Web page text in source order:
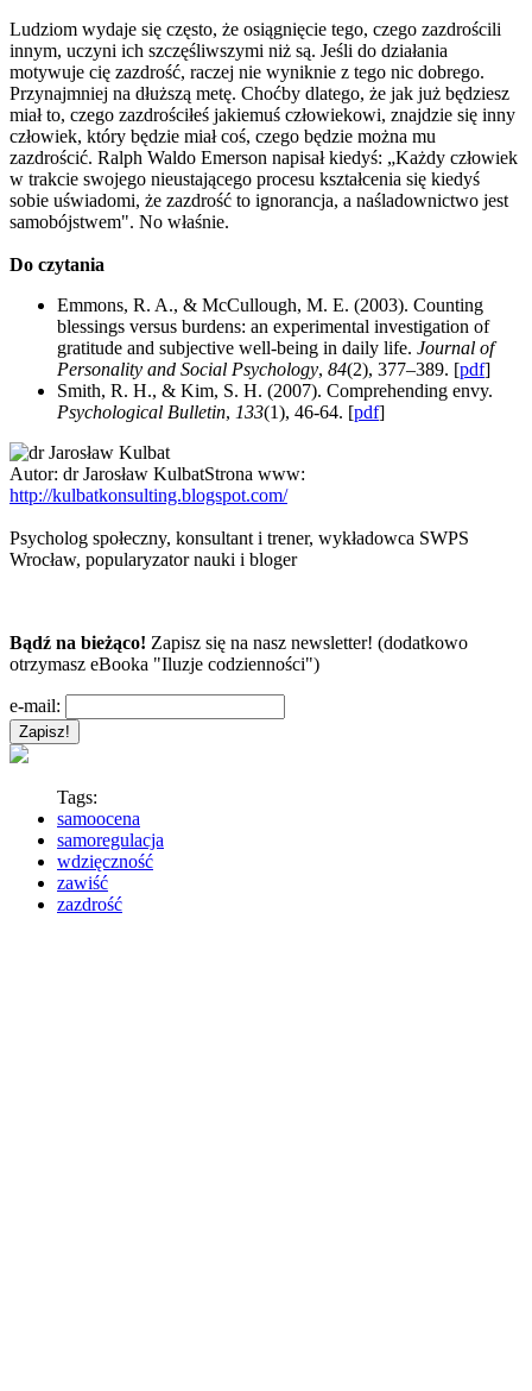
Ludziom wydaje się często, że osiągnięcie tego, czego zazdrościli
innym, uczyni ich szczęśliwszymi niż są. Jeśli do działania
motywuje cię zazdrość, raczej nie wyniknie z tego nic dobrego.
Przynajmniej na dłuższą metę. Choćby dlatego, że jak już będziesz
miał to, czego zazdrościłeś jakiemuś człowiekowi, znajdzie się inny
człowiek, który będzie miał coś, czego będzie można mu
zazdrościć. Ralph Waldo Emerson napisał kiedyś: „Każdy człowiek
w trakcie swojego nieustającego procesu kształcenia się kiedyś
sobie uświadomi, że zazdrość to ignorancja, a naśladownictwo jest
samobójstwem". No właśnie.
Do czytania
Emmons, R. A., & McCullough, M. E. (2003). Counting
blessings versus burdens: an experimental investigation of
gratitude and subjective well-being in daily life. Journal of
Personality and Social Psychology, 84(2), 377–389. [pdf]
Smith, R. H., & Kim, S. H. (2007). Comprehending envy.
Psychological Bulletin, 133(1), 46-64. [pdf]
Autor: dr Jarosław KulbatStrona www:
http://kulbatkonsulting.blogspot.com/
Psycholog społeczny, konsultant i trener, wykładowca SWPS
Wrocław, popularyzator nauki i bloger
Bądź na bieżąco! Zapisz się na nasz newsletter! (dodatkowo
otrzymasz eBooka "Iluzje codzienności")
e-mail:
Tags:
samoocena
samoregulacja
wdzięczność
zawiść
zazdrość